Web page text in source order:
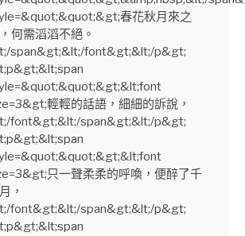
春花秋月來之
何需滔滔不絕。
span&gt;&lt;/font&gt;&lt;/p&gt;
輕輕的話語，細細的訴說，
font&gt;&lt;/span&gt;&lt;/p&gt;
只一聲柔柔的呼喚，便醉了千
，
font&gt;&lt;/span&gt;&lt;/p&gt;